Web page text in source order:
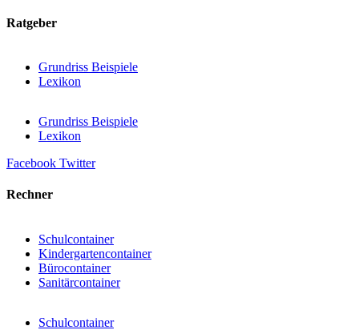
Ratgeber
Grundriss Beispiele
Lexikon
Grundriss Beispiele
Lexikon
Facebook Twitter
Rechner
Schulcontainer
Kindergartencontainer
Bürocontainer
Sanitärcontainer
Schulcontainer